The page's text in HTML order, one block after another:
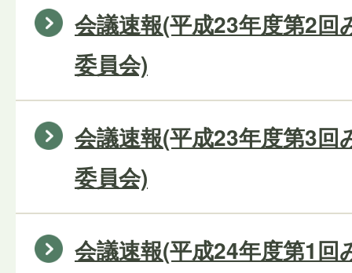
会議速報(平成23年度第2回
委員会)
会議速報(平成23年度第3回
委員会)
会議速報(平成24年度第1回